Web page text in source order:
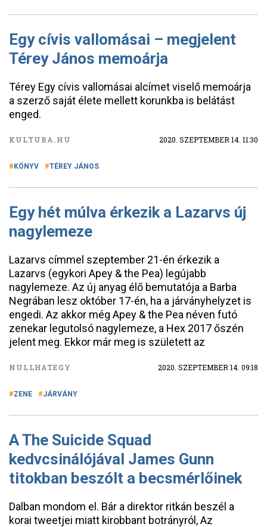
Egy cívis vallomásai – megjelent
Térey János memoárja
Térey Egy cívis vallomásai alcímet viselő memoárja
a szerző saját élete mellett korunkba is belátást
enged.
KULTURA.HU 2020. SZEPTEMBER 14. 11:30
KÖNYV TÉREY JÁNOS
Egy hét múlva érkezik a Lazarvs új
nagylemeze
Lazarvs címmel szeptember 21-én érkezik a
Lazarvs (egykori Apey & the Pea) legújabb
nagylemeze. Az új anyag élő bemutatója a Barba
Negrában lesz október 17-én, ha a járványhelyzet is
engedi. Az akkor még Apey & the Pea néven futó
zenekar legutolsó nagylemeze, a Hex 2017 őszén
jelent meg. Ekkor már meg is született az
NULLHATEGY 2020. SZEPTEMBER 14. 09:18
ZENE JÁRVÁNY
A The Suicide Squad
kedvcsinálójával James Gunn
titokban beszólt a becsmérlőinek
Dalban mondom el. Bár a direktor ritkán beszél a
korai tweetjei miatt kirobbant botrányról, Az